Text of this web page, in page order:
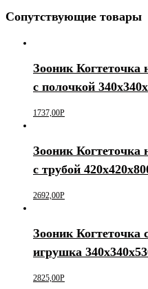
Сопутствующие товары
Зооник Когтеточка
с полочкой
1737,00Р
Зооник Когтеточка
с трубой
2692,00Р
Зооник Когтеточка
игрушка
2825,00Р